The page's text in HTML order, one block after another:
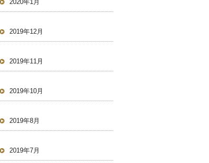
2020年1月
2019年12月
2019年11月
2019年10月
2019年8月
2019年7月